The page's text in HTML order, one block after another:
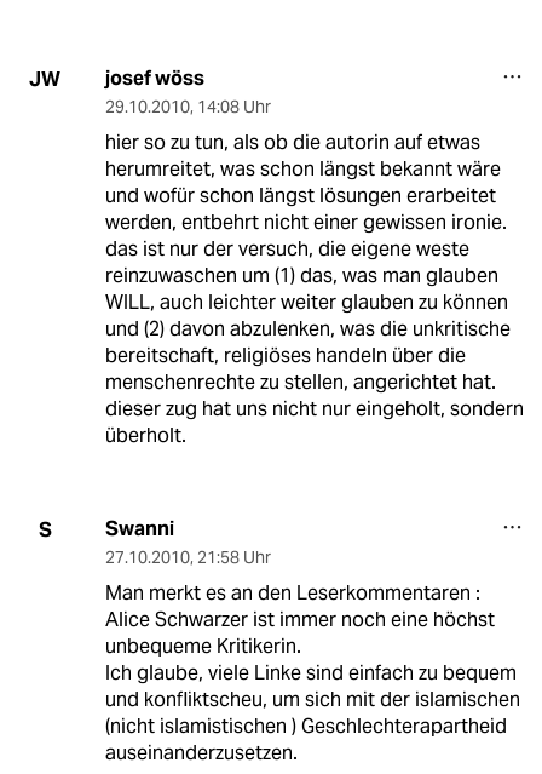
JW josef wöss
29.10.2010, 14:08 Uhr
hier so zu tun, als ob die autorin auf etwas
herumreitet, was schon längst bekannt wäre
und wofür schon längst lösungen erarbeitet
werden, entbehrt nicht einer gewissen ironie.
das ist nur der versuch, die eigene weste
reinzuwaschen um (1) das, was man glauben
WILL, auch leichter weiter glauben zu können
und (2) davon abzulenken, was die unkritische
bereitschaft, religiöses handeln über die
menschenrechte zu stellen, angerichtet hat.
dieser zug hat uns nicht nur eingeholt, sondern
überholt.
S Swanni
27.10.2010, 21:58 Uhr
Man merkt es an den Leserkommentaren :
Alice Schwarzer ist immer noch eine höchst
unbequeme Kritikerin.
Ich glaube, viele Linke sind einfach zu bequem
und konfliktscheu, um sich mit der islamischen
(nicht islamistischen ) Geschlechterapartheid
auseinanderzusetzen.